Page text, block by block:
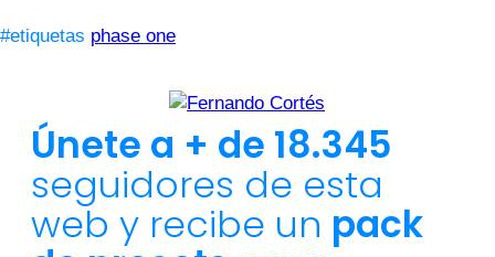
#etiquetas phase one
Únete a + de 18.345
seguidores de esta
web y recibe un pack